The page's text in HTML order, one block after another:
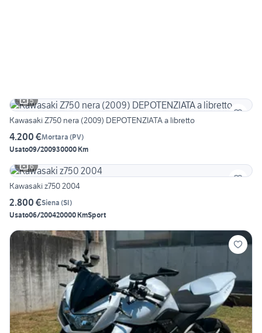
5
Kawasaki Z750 nera (2009) DEPOTENZIATA a libretto
4.200 €Mortara (PV)
Usato09/200930000 Km
6
Kawasaki z750 2004
2.800 €Siena (SI)
Usato06/200420000 KmSport